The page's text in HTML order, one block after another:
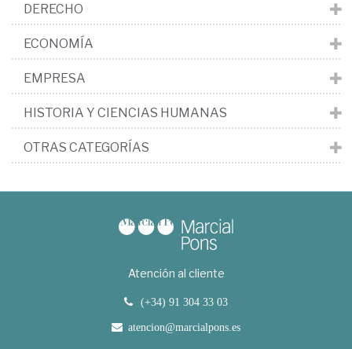
DERECHO
ECONOMÍA
EMPRESA
HISTORIA Y CIENCIAS HUMANAS
OTRAS CATEGORÍAS
Atención al cliente
(+34) 91 304 33 03
atencion@marcialpons.es